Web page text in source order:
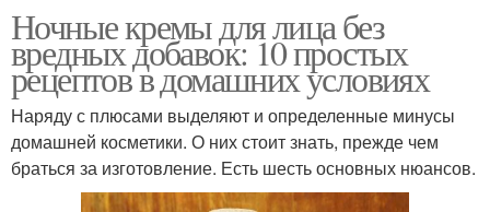
Ночные кремы для лица без
вредных добавок: 10 простых
рецептов в домашних условиях
Наряду с плюсами выделяют и определенные минусы
домашней косметики. О них стоит знать, прежде чем
браться за изготовление. Есть шесть основных нюансов.